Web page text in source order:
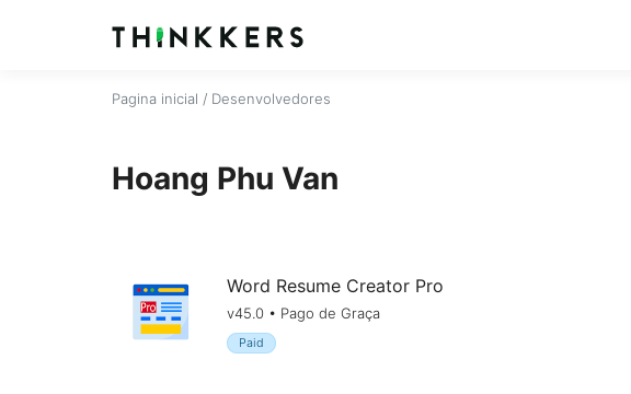
Pagina inicial / Desenvolvedores
Hoang Phu Van
Word Resume Creator Pro
v45.0 • Pago de Graça
Paid